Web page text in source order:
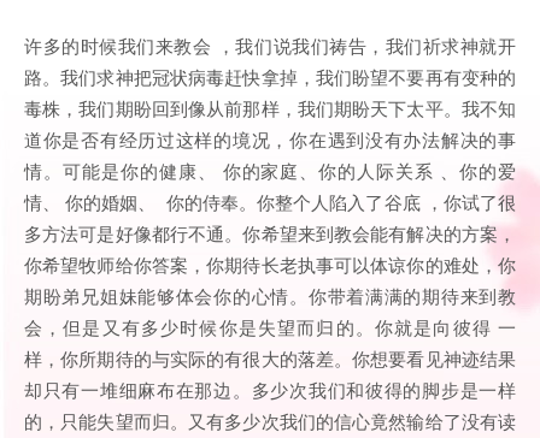
许多的时候我们来教会 ，我们说我们祷告，我们祈求神就开
路。我们求神把冠状病毒赶快拿掉，我们盼望不要再有变种的
毒株，我们期盼回到像从前那样，我们期盼天下太平。我不知
道你是否有经历过这样的境况，你在遇到没有办法解决的事
情。可能是你的健康、 你的家庭、你的人际关系 、你的爱
情、 你的婚姻、 你的侍奉。你整个人陷入了谷底 ，你试了很
多方法可是好像都行不通。你希望来到教会能有解决的方案，
你希望牧师给你答案，你期待长老执事可以体谅你的难处，你
期盼弟兄姐妹能够体会你的心情。你带着满满的期待来到教
会，但是又有多少时候你是失望而归的。你就是向彼得 一
样，你所期待的与实际的有很大的落差。你想要看见神迹结果
却只有一堆细麻布在那边。多少次我们和彼得的脚步是一样
的，只能失望而归。又有多少次我们的信心竟然输给了没有读